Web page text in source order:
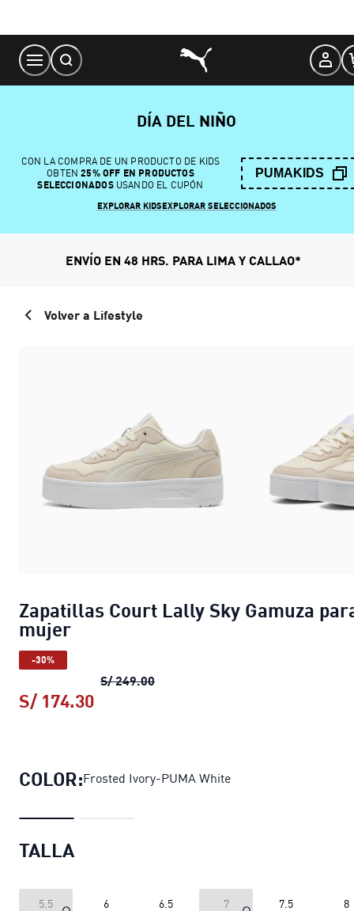
Content
DÍA DEL NIÑO
CON LA COMPRA DE UN PRODUCTO DE KIDS
OBTEN 25% OFF EN PRODUCTOS
SELECCIONADOSUSANDO EL CUPÓN
PUMAKIDS
EXPLORAR KIDSEXPLORAR SELECCIONADOS
ENVÍO EN 48 HRS. PARA LIMA Y CALLAO*
Volver a Lifestyle
Zapatillas Court Lally Sky Gamuza
mujer
-30%
S/ 249.00Zapatillas Court Lally Sky
S/ 174.30
COLOR:Frosted Ivory-PUMA White
TALLA
5.5 6 6.5 7 7.5 8